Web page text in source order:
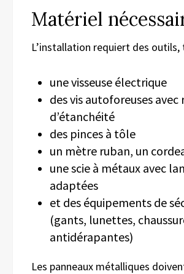
Matériel
L’installation requiert des outils,
une visseuse électrique
des vis autoforeuses
d’étanchéité
des pinces à tôle
un mètre ruban, un
une scie à métaux avec
adaptées
et des équipements de
(gants, lunettes,
antidérapantes)
Les panneaux métalliques